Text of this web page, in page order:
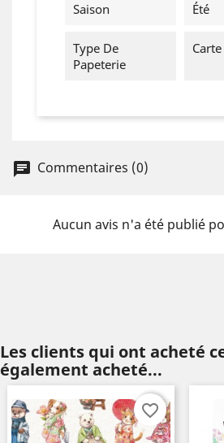
Saison Été
Type De
Papeterie
Commentaires (0)
Aucun avis n'a été publié
Les clients qui ont acheté
également acheté...
favorite_border